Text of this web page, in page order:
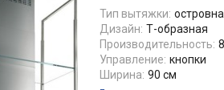
Тип вытяжки:
Дизайн: Т-образная
Производительность:
Управление: кнопки
Ширина: 90 см